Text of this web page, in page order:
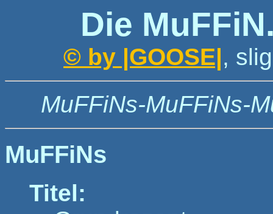
Die
© by |GOOSE|,
MuFFiNs-MuFFiNs-
MuFFiNs
Titel: